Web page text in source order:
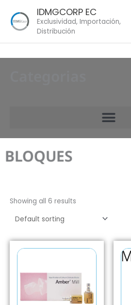
content
IDMGCORP EC
Exclusividad, Importación,
Distribución
BLOQUES
Showing all 6 results
range: